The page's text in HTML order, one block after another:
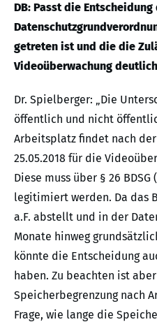
DB: Passt die
getreten ist und die die
Videoüberwachung
Dr. Spielberger: „Die
öffentlich und nicht
Arbeitsplatz findet nach der
25.05.2018 für die
Diese muss über § 26 BDSG
legitimiert werden. Da das
a.F. abstellt und in der
Monate hinweg
könnte die Entscheidung
haben. Zu beachten ist
Speicherbegrenzung nach
Frage, wie lange die